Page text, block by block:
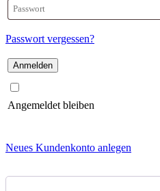
E-
Mail-
Adresse
Passwort
Passwort vergessen?
Angemeldet bleiben
Neues Kundenkonto anlegen